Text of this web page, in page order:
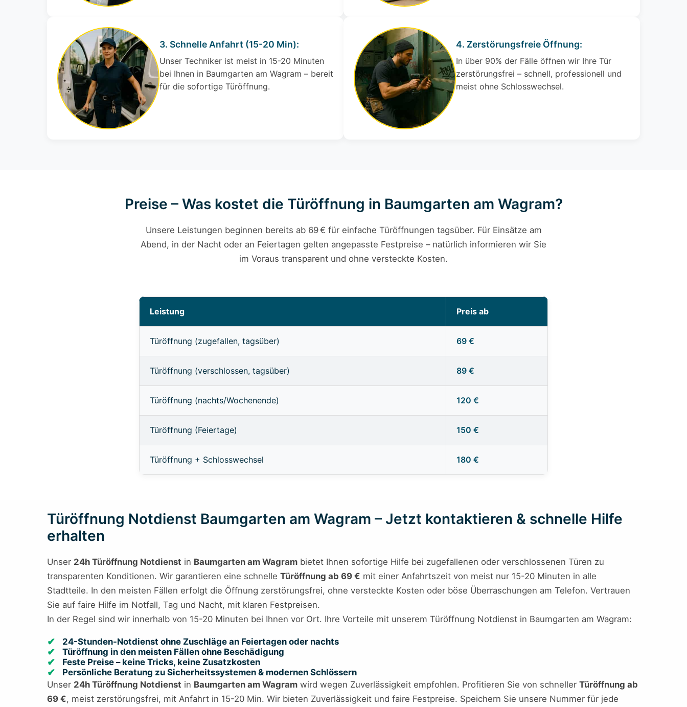
3. Schnelle Anfahrt (15-20 Min):
Unser Techniker ist meist in 15-20 Minuten
bei Ihnen in Baumgarten am Wagram – bereit
für die sofortige Türöffnung.
4. Zerstörungsfreie Öffnung:
In über 90% der Fälle öffnen wir Ihre Tür
zerstörungsfrei – schnell, professionell und
meist ohne Schlosswechsel.
Preise – Was kostet die Türöffnung in Baumgarten am Wagram?
Unsere Leistungen beginnen bereits ab 69 € für einfache Türöffnungen tagsüber. Für Einsätze am
Abend, in der Nacht oder an Feiertagen gelten angepasste Festpreise – natürlich informieren wir Sie
im Voraus transparent und ohne versteckte Kosten.
Leistung Preis ab
Türöffnung (zugefallen, tagsüber) 69 €
Türöffnung (verschlossen, tagsüber) 89 €
Türöffnung (nachts/Wochenende) 120 €
Türöffnung (Feiertage) 150 €
Türöffnung + Schlosswechsel 180 €
Türöffnung Notdienst Baumgarten am Wagram – Jetzt kontaktieren & schnelle Hilfe
erhalten
Unser 24h Türöffnung Notdienst in Baumgarten am Wagram bietet Ihnen sofortige Hilfe bei zugefallenen oder verschlossenen Türen zu
transparenten Konditionen. Wir garantieren eine schnelle Türöffnung ab 69 € mit einer Anfahrtszeit von meist nur 15-20 Minuten in alle
Stadtteile. In den meisten Fällen erfolgt die Öffnung zerstörungsfrei, ohne versteckte Kosten oder böse Überraschungen am Telefon. Vertrauen
Sie auf faire Hilfe im Notfall, Tag und Nacht, mit klaren Festpreisen.
In der Regel sind wir innerhalb von 15-20 Minuten bei Ihnen vor Ort. Ihre Vorteile mit unserem Türöffnung Notdienst in Baumgarten am Wagram:
24-Stunden-Notdienst ohne Zuschläge an Feiertagen oder nachts
Türöffnung in den meisten Fällen ohne Beschädigung
Feste Preise – keine Tricks, keine Zusatzkosten
Persönliche Beratung zu Sicherheitssystemen & modernen Schlössern
Unser 24h Türöffnung Notdienst in Baumgarten am Wagram wird wegen Zuverlässigkeit empfohlen. Profitieren Sie von schneller Türöffnung ab
69 €, meist zerstörungsfrei, mit Anfahrt in 15-20 Min. Wir bieten Zuverlässigkeit und faire Festpreise. Speichern Sie unsere Nummer für jede